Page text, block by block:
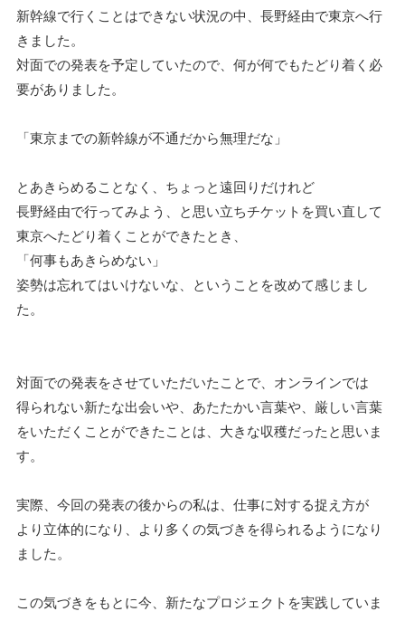
新幹線で行くことはできない状況の中、長野経由で東京へ行
きました。
対面での発表を予定していたので、何が何でもたどり着く必
要がありました。
「東京までの新幹線が不通だから無理だな」
とあきらめることなく、ちょっと遠回りだけれど
長野経由で行ってみよう、と思い立ちチケットを買い直して
東京へたどり着くことができたとき、
「何事もあきらめない」
姿勢は忘れてはいけないな、ということを改めて感じまし
た。
対面での発表をさせていただいたことで、オンラインでは
得られない新たな出会いや、あたたかい言葉や、厳しい言葉
をいただくことができたことは、大きな収穫だったと思いま
す。
実際、今回の発表の後からの私は、仕事に対する捉え方が
より立体的になり、より多くの気づきを得られるようになり
ました。
この気づきをもとに今、新たなプロジェクトを実践していま